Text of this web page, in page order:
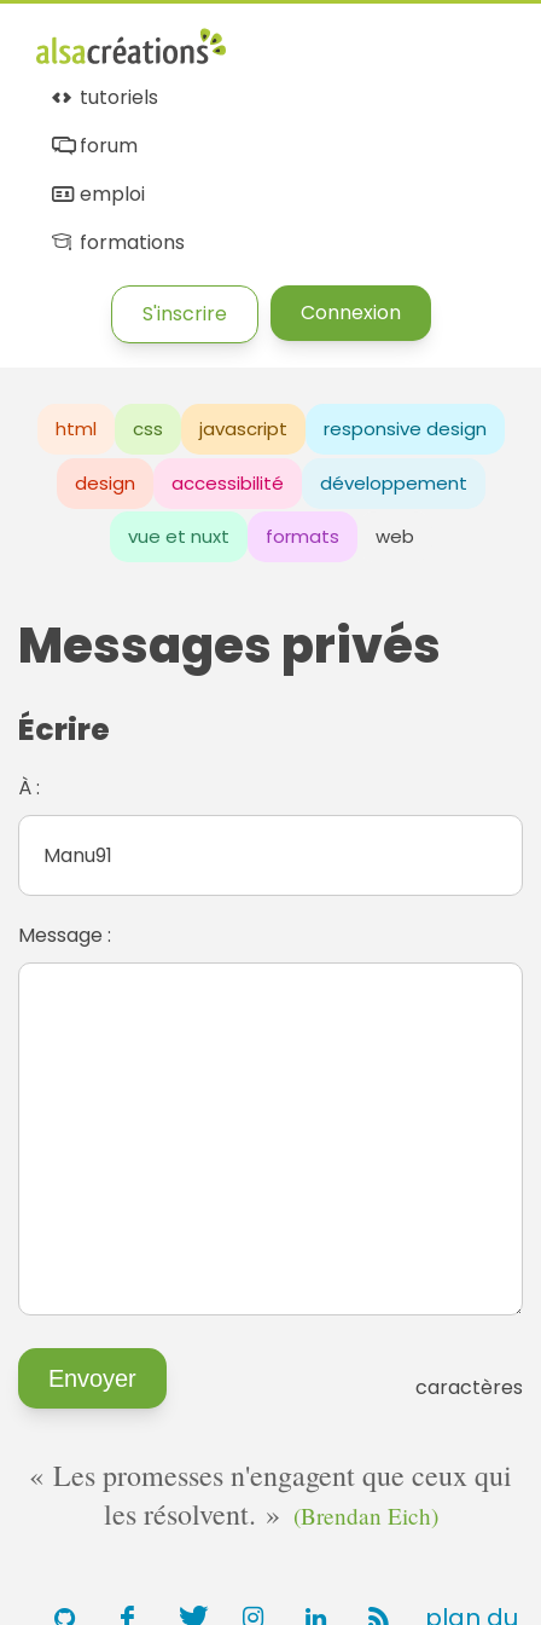
tutoriels
forum
emploi
formations
S'inscrire Connexion
html css javascript responsive design
design accessibilité développement
vue et nuxt formats web
Messages privés
Écrire
À :
Message :
caractères
Les promesses n'engagent que ceux qui
les résolvent.
(Brendan Eich)
plan du